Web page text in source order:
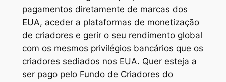
pagamentos diretamente de marcas dos
EUA, aceder a plataformas de monetização
de criadores e gerir o seu rendimento global
com os mesmos privilégios bancários que os
criadores sediados nos EUA. Quer esteja a
ser pago pelo Fundo de Criadores do